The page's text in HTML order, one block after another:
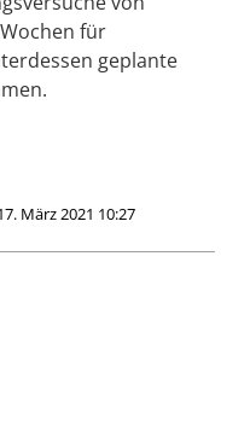
für
geplante
März 2021 10:27